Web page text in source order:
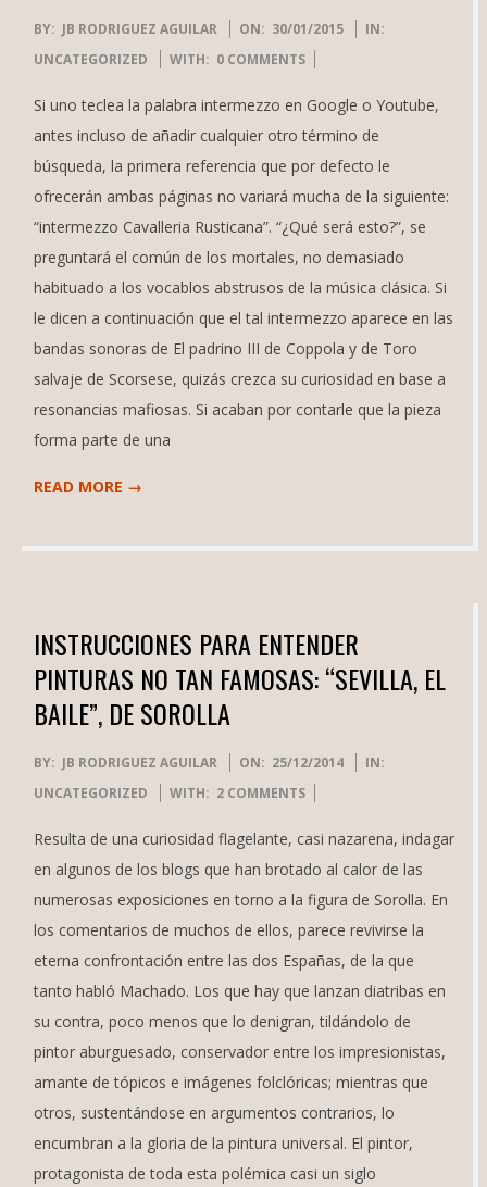
2015-
01-
BY: JB RODRIGUEZ AGUILAR ON: 30/01/2015
IN:
UNCATEGORIZED
WITH: 0 COMMENTS
Si uno teclea la palabra intermezzo en Google o Youtube,
antes incluso de añadir cualquier otro término de
búsqueda, la primera referencia que por defecto le
ofrecerán ambas páginas no variará mucha de la siguiente:
“intermezzo Cavalleria Rusticana”. “¿Qué será esto?”, se
preguntará el común de los mortales, no demasiado
habituado a los vocablos abstrusos de la música clásica. Si
le dicen a continuación que el tal intermezzo aparece en las
bandas sonoras de El padrino III de Coppola y de Toro
salvaje de Scorsese, quizás crezca su curiosidad en base a
resonancias mafiosas. Si acaban por contarle que la pieza
forma parte de una
READ MORE →
INSTRUCCIONES PARA ENTENDER
PINTURAS NO TAN FAMOSAS: “SEVILLA, EL
BAILE”, DE SOROLLA
2014-
12-
BY: JB RODRIGUEZ AGUILAR ON: 25/12/2014
IN:
UNCATEGORIZED
WITH: 2 COMMENTS
Resulta de una curiosidad flagelante, casi nazarena, indagar
en algunos de los blogs que han brotado al calor de las
numerosas exposiciones en torno a la figura de Sorolla. En
los comentarios de muchos de ellos, parece revivirse la
eterna confrontación entre las dos Españas, de la que
tanto habló Machado. Los que hay que lanzan diatribas en
su contra, poco menos que lo denigran, tildándolo de
pintor aburguesado, conservador entre los impresionistas,
amante de tópicos e imágenes folclóricas; mientras que
otros, sustentándose en argumentos contrarios, lo
encumbran a la gloria de la pintura universal. El pintor,
protagonista de toda esta polémica casi un siglo